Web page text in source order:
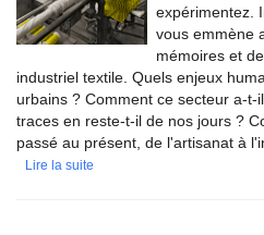
expérimentez.
vous emmène
mémoires et
industriel textile. Quels enjeux
urbains ? Comment ce secteur a-
traces en reste-t-il de nos jours ?
passé au présent, de l'artisanat à
Lire la suite